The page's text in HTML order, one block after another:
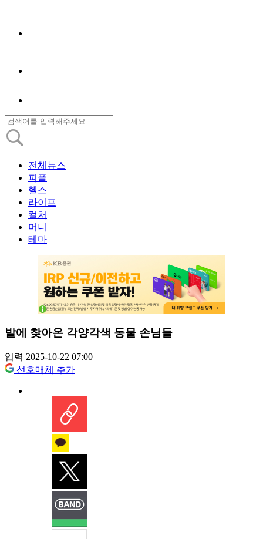
전체뉴스
피플
헬스
라이프
컬처
머니
테마
밭에 찾아온 각양각색 동물 손님들
입력 2025-10-22 07:00
선호매체 추가